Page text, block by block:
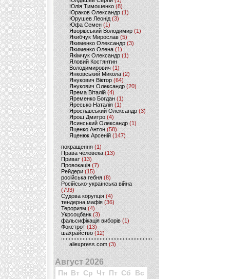
Юлія Тимошенко (8)
Юраков Олександр (1)
Юрушев Леонід (3)
Юфа Семен (1)
Яворівський Володимир (1)
Якибчук Мирослав (5)
Якименко Олександр (3)
Якименко Олена(1)
Якімчук Олександр (1)
Яловий Костянтин
Володимирович (1)
Янковський Микола(2)
Янукович Віктор (64)
Янукович Олександр(20)
Ярема Віталій(4)
Яременко Богдан(1)
Яресько Наталія(1)
Ярославський Олександр (3)
Ярош Дмитро (4)
Ясинський Олександр (1)
Яценко Антон(58)
Яценюк Арсеній (147)
покращення (1)
Права человека(13)
Приват (13)
Провокація (7)
Рейдери (15)
російська гебня (8)
Російсько-українська війна
(793)
Судова корупція (4)
тендерна мафія (36)
Тероризм (4)
Укрсоцбанк (3)
фальсифікація виборів (1)
Фокстрот(13)
шахрайство (12)
aliexpress.com (3)
Август 2026
Пн Вт Ср Чт Пт Сб Вс